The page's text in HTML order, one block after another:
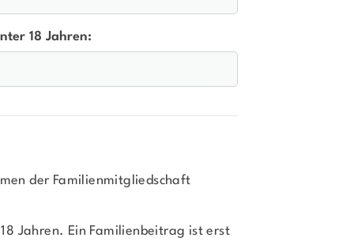
18 Jahren:
der Familienmitgliedschaft
Jahren. Ein Familienbeitrag ist erst